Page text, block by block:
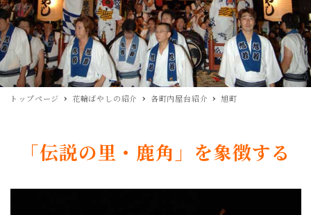
トップページ 花輪ばやしの紹介 各町内屋台紹介 旭町
「伝説の里・鹿角」を象徴する